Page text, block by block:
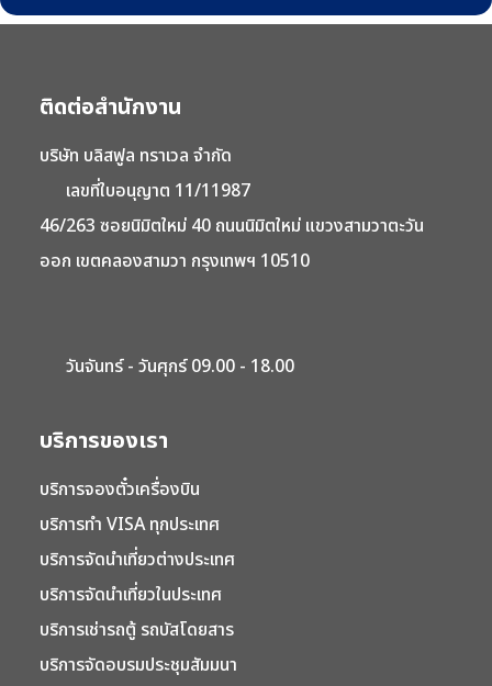
ติดต่อสำนักงาน
บริษัท บลิสฟูล ทราเวล จำกัด
เลขที่ใบอนุญาต 11/11987
46/263 ซอยนิมิตใหม่ 40 ถนนนิมิตใหม่ แขวงสามวาตะวัน
ออก เขตคลองสามวา กรุงเทพฯ 10510
วันจันทร์ - วันศุกร์ 09.00 - 18.00
บริการของเรา
บริการจองตั๋วเครื่องบิน
บริการทำ VISA ทุกประเทศ
บริการจัดนำเที่ยวต่างประเทศ
บริการจัดนำเที่ยวในประเทศ
บริการเช่ารถตู้ รถบัสโดยสาร
บริการจัดอบรมประชุมสัมมนา